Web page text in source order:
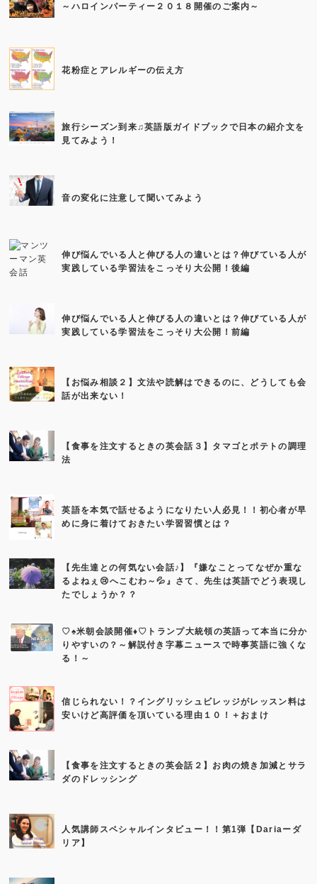
～ハロインパーティー２０１８開催のご案内～
花粉症とアレルギーの伝え方
旅行シーズン到来♫英語版ガイドブックで日本の紹介文を
見てみよう！
音の変化に注意して聞いてみよう
伸び悩んでいる人と伸びる人の違いとは？伸びている人が
実践している学習法をこっそり大公開！後編
伸び悩んでいる人と伸びる人の違いとは？伸びている人が
実践している学習法をこっそり大公開！前編
【お悩み相談２】文法や読解はできるのに、どうしても会
話が出来ない！
【食事を注文するときの英会話３】タマゴとポテトの調理
法
英語を本気で話せるようになりたい人必見！！初心者が早
めに身に着けておきたい学習習慣とは？
【先生達との何気ない会話♪】『嫌なことってなぜか重な
るよねぇ😢へこむわ～💦』さて、先生は英語でどう表現し
たでしょうか？？
♡♠米朝会談開催♦♡トランプ大統領の英語って本当に分か
りやすいの？～解説付き字幕ニュースで時事英語に強くな
る！～
信じられない！？イングリッシュビレッジがレッスン料は
安いけど高評価を頂いている理由１０！＋おまけ
【食事を注文するときの英会話２】お肉の焼き加減とサラ
ダのドレッシング
人気講師スペシャルインタビュー！！第1弾【Dariaーダ
リア】